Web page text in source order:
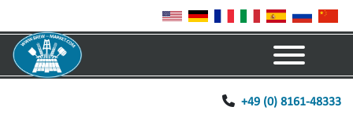
+49 (0) 8161-48333